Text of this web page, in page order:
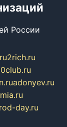
России
2rich.ru
adonyev.ru
day.ru